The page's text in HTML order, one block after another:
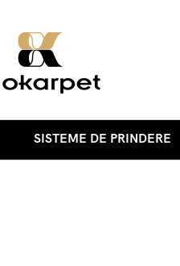
SISTEME DE PRINDERE